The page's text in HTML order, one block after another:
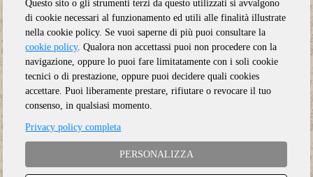
Questo sito o gli strumenti terzi da questo utilizzati si avvalgono
di cookie necessari al funzionamento ed utili alle finalità illustrate
nella cookie policy. Se vuoi saperne di più puoi consultare la
cookie policy. Qualora non accettassi puoi non procedere con la
navigazione, oppure lo puoi fare limitatamente con i soli cookie
tecnici o di prestazione, oppure puoi decidere quali cookies
accettare. Puoi liberamente prestare, rifiutare o revocare il tuo
consenso, in qualsiasi momento.
Privacy policy completa
PERSONALIZZA